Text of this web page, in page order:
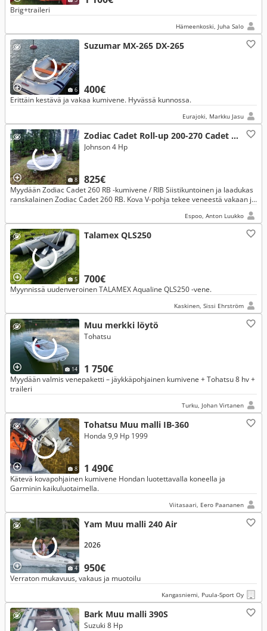
Brig+traileri
Hämeenkoski, Juha Salo
6
Suzumar MX-265 DX-265
400€
Erittäin kestävä ja vakaa kumivene. Hyvässä kunnossa.
Eurajoki, Markku Jasu
8
Zodiac Cadet Roll-up 200-270 Cadet 260
825€
Johnson 4 Hp
Myydään Zodiac Cadet 260 RB -kumivene / RIB Siistikuntoinen ja laadukas
ranskalainen Zodiac Cadet 260 RB. Kova V-pohja tekee veneestä vakaan ja
Espoo, Anton Luukko
5
Talamex QLS250
700€
Myynnissä uudenveroinen TALAMEX Aqualine QLS250 -vene.
Kaskinen, Sissi Ehrström
14
Muu merkki löytö
1 750€
Tohatsu
Myydään valmis venepaketti – jäykkäpohjainen kumivene + Tohatsu 8 hv +
traileri
Turku, Johan Virtanen
8
Tohatsu Muu malli IB-360
1 490€
Honda 9,9 Hp 1999
Kätevä kovapohjainen kumivene Hondan luotettavalla koneella ja
Garminin kaikuluotaimella.
Viitasaari, Eero Paananen
4
Yam Muu malli 240 Air
950€
2026
Verraton mukavuus, vakaus ja muotoilu
Kangasniemi, Puula-Sport Oy
Bark Muu malli 390S
Suzuki 8 Hp